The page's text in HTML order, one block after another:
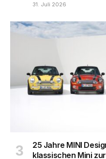
31. Juli 2026
25 Jahre MINI
klassischen Mini